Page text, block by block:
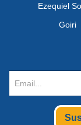
Ezequiel
Goiri